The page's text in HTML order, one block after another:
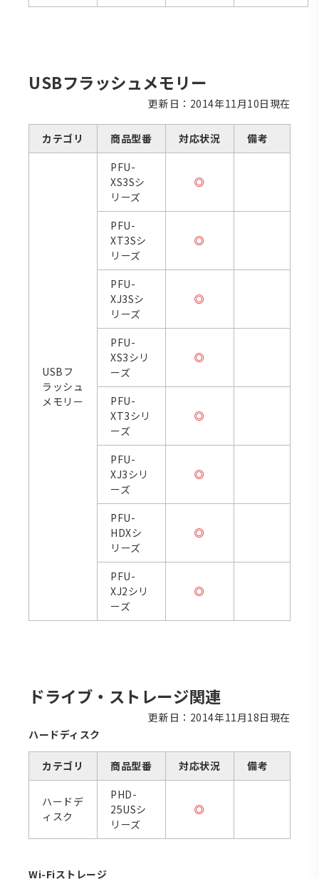
USBフラッシュメモリー
更新日：2014年11月10日現在
カテゴリ 商品型番 対応状況 備考
USBフ
ラッシュ
メモリー
PFU-
XS3Sシ
リーズ
◎
PFU-
XT3Sシ
リーズ
◎
PFU-
XJ3Sシ
リーズ
◎
PFU-
XS3シリ
ーズ
◎
PFU-
XT3シリ
ーズ
◎
PFU-
XJ3シリ
ーズ
◎
PFU-
HDXシ
リーズ
◎
PFU-
XJ2シリ
ーズ
◎
ドライブ・ストレージ関連
更新日：2014年11月18日現在
ハードディスク
カテゴリ 商品型番 対応状況 備考
ハードデ
ィスク
PHD-
25USシ
リーズ
◎
Wi-Fiストレージ